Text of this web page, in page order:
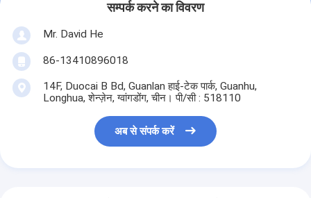
सम्पर्क करने का विवरण
Mr. David He
86-13410896018
14F, Duocai B Bd, Guanlan हाई-टेक पार्क, Guanhu,
Longhua, शेन्ज़ेन, ग्वांगडोंग, चीन। पी/सी : 518110
अब से संपर्क करें